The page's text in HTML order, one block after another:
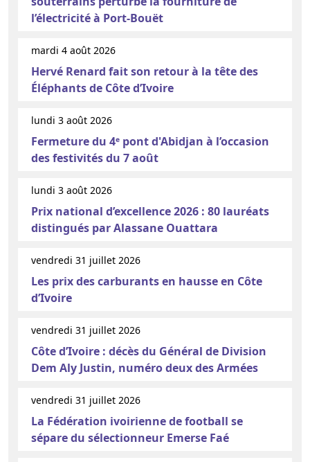
l’électricité à Port-Bouët
mardi 4 août 2026
Hervé Renard fait son retour à la tête des
Éléphants de Côte d’Ivoire
lundi 3 août 2026
Fermeture du 4ᵉ pont d'Abidjan à l’occasion
des festivités du 7 août
lundi 3 août 2026
Prix national d’excellence 2026 : 80 lauréats
distingués par Alassane Ouattara
vendredi 31 juillet 2026
Les prix des carburants en hausse en Côte
d’Ivoire
vendredi 31 juillet 2026
Côte d’Ivoire : décès du Général de Division
Dem Aly Justin, numéro deux des Armées
vendredi 31 juillet 2026
La Fédération ivoirienne de football se
sépare du sélectionneur Emerse Faé